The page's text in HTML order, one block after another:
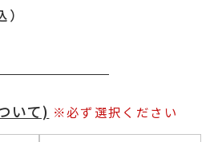
いて) ※必ず選択ください